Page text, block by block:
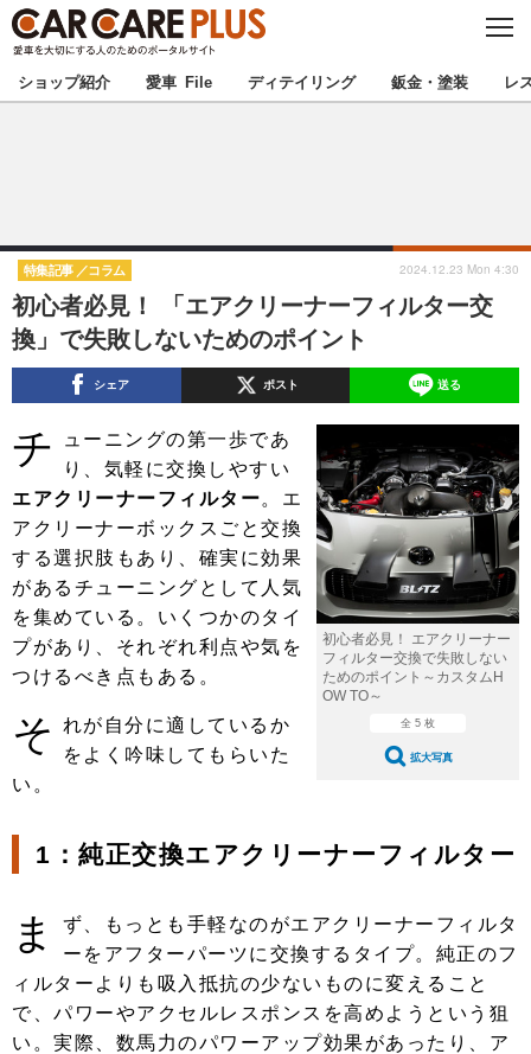
C
S
E
★カーケアプラス認定★ 厳選プロショップを地域から探す
甲信越 北陸
東海 関西
中国 四国
九州
注目の記事
ショップレポート 愛車 File
自動車豆知識 ストップ！不具合修理＆粗悪修理
ディテイリング
ディテイリング 洗車
ヘッドライト磨き コーティング
フィルム・ラッピング
鈑金・塗装
小キズ直し 防錆
特集記事
ストップ 不具合修理＆粗悪修理
カーメーカー「旧車」関連プロジェ
コラム
ショップ紹介
ショップレポート
レストア
カーメーカー「旧車」関連プロジ
イベント
イベント告知
ショップ紹介 愛車 File ディテイリング 鈑金・塗装 レ
初心者必見！ 「エアクリーナーフィルター交
換」で失敗しないためのポイント
特集記事 コラム 2024.12.23 Mon 4:30
シェア ポスト 送る
初心者必見！ エアクリーナー
フィルター交換で失敗しない
ためのポイント～カスタムH
OW TO～
全 5 枚
拡大写真
チ
ューニングの第一歩であ
り、気軽に交換しやすい
エアクリーナーフィルター。エ
アクリーナーボックスごと交換
する選択肢もあり、確実に効果
があるチューニングとして人気
を集めている。いくつかのタイ
プがあり、それぞれ利点や気を
つけるべき点もある。
そ
れが自分に適しているか
をよく吟味してもらいた
い。
1：純正交換エアクリーナーフィルター
ま
ず、もっとも手軽なのがエアクリーナーフィルタ
ーをアフターパーツに交換するタイプ。純正のフ
ィルターよりも吸入抵抗の少ないものに変えること
で、パワーやアクセルレスポンスを高めようという狙
い。実際、数馬力のパワーアップ効果があったり、ア